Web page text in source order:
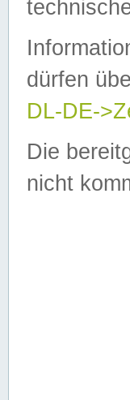
dürfen
DL-DE-
Die
nicht